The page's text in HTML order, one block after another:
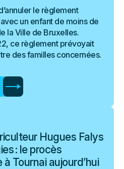
le règlement
un enfant de moins de
la Ville de Bruxelles.
ce règlement prévoyait
des familles concernées.
Hugues Falys
: le procès
Tournai aujourd’hui